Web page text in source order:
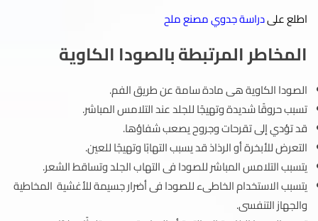
اطلع علىدراسة جدوي مصنع ملح
المخاطر المرتبطة بالصودا الكاوية
الصودا الكاوية هى مادة سامة عن طريق الفم.
تسبب حروقًا شديدة وتهيجًا للجلد عند التلامس المباشر.
قد تؤدي إلى تقرحات وجروح يصعب شفاؤها.
التعرض للأبخرة أو الرذاذ قد يسبب التهابًا وتهيجًا للعين.
يتسبب التلامس المباشر للصودا فى التهاب الجلد وتساقط الشعر.
يتسبب الاستخدام الخاطىء للصودا فى أضرار جسيمة للأغشية المخاطية
والجهاز التنفسى.